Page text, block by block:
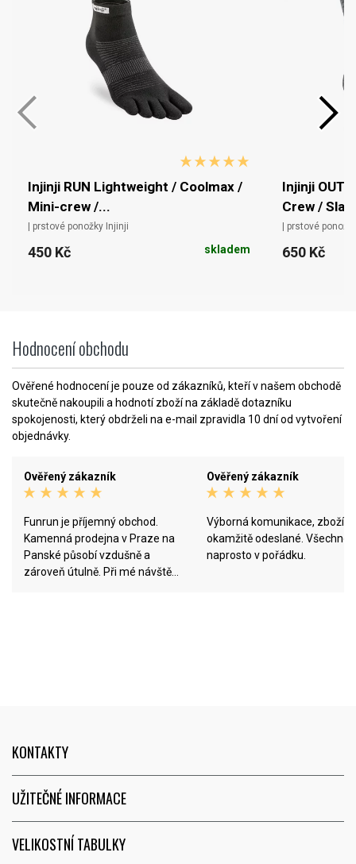
Injinji RUN Lightweight / Coolmax /
Mini-crew /...
| prstové ponožky Injinji
450 Kč skladem
Injinji
Crew /
| prstové
650 Kč
Hodnocení obchodu
Ověřené hodnocení je pouze od zákazníků, kteří v našem obchodě
skutečně nakoupili a hodnotí zboží na základě dotazníku
spokojenosti, který obdrželi na e-mail zpravidla 10 dní od vytvoření
objednávky.
Ověřený zákazník
Funrun je příjemný obchod.
Kamenná prodejna v Praze na
Panské působí vzdušně a
zároveň útulně. Při mé návštěvě
hladce a bez problémů, zboží
připraveno. Dávám 5 hvězdiček.
Děkuji, že jste mi udělali radost!
Jen tak dál...
Ověřený zákazník
Výborná komunikace, zboží
okamžitě odeslané. Všechno
naprosto v pořádku.
KONTAKTY
UŽITEČNÉ INFORMACE
VELIKOSTNÍ TABULKY